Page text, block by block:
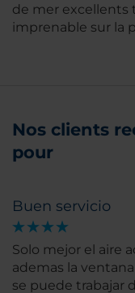
de mer excellents
imprenable sur la
Nos clients
pour
Buen servicio
Solo mejor el aire
ademas la
se puede trabajar